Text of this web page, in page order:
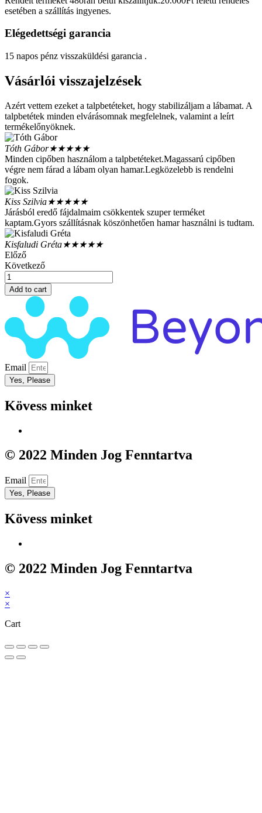
esetében a szállítás ingyenes.
Elégedettségi garancia
15 napos pénz visszaküldési garancia .
Vásárlói visszajelzések
Azért vettem ezeket a talpbetéteket, hogy stabilizáljam a lábamat. A
talpbetétek minden elvárásomnak megfelelnek, valamint a leírt
termékelőnyöknek.
Tóth Gábor★★★★★
Minden cipőben használom a talpbetéteket.Magassarú cipőben
végre nem fárad a lábam olyan hamar.Legközelebb is rendelni
fogok.
Kiss Szilvia★★★★★
Járásból eredő fájdalmaim csökkentek szuper terméket
kaptam.Gyors szállításnak köszönhetően hamar használni is tudtam.
Kisfaludi Gréta★★★★★
Előző
Következő
Diabetikus
talpbetét
quantity
Add to cart
Email
Yes, Please
Kövess minket
© 2022 Minden Jog Fenntartva
Email
Yes, Please
Kövess minket
© 2022 Minden Jog Fenntartva
×
×
Cart